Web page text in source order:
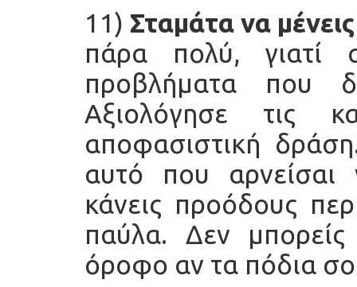
11) Σταμάτα να
πάρα πολύ, γιατί
προβλήματα που
Αξιολόγησε τις
αποφασιστική
αυτό που αρνείσαι
κάνεις προόδους
παύλα. Δεν
όροφο αν τα πόδια